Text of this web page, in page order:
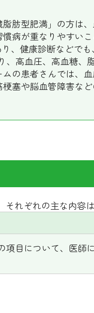
肪型肥満」の方は
病が重なりやすい
、健康診断などでも
高血圧、高血糖、
の患者さんでは、
塞や脳血管障害な
れぞれの主な内容
目について、医師